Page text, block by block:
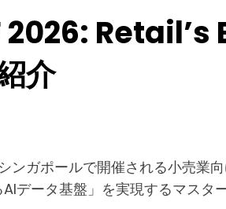
介
ガポールで開催される小売業
データ基盤」を実現するマスタ